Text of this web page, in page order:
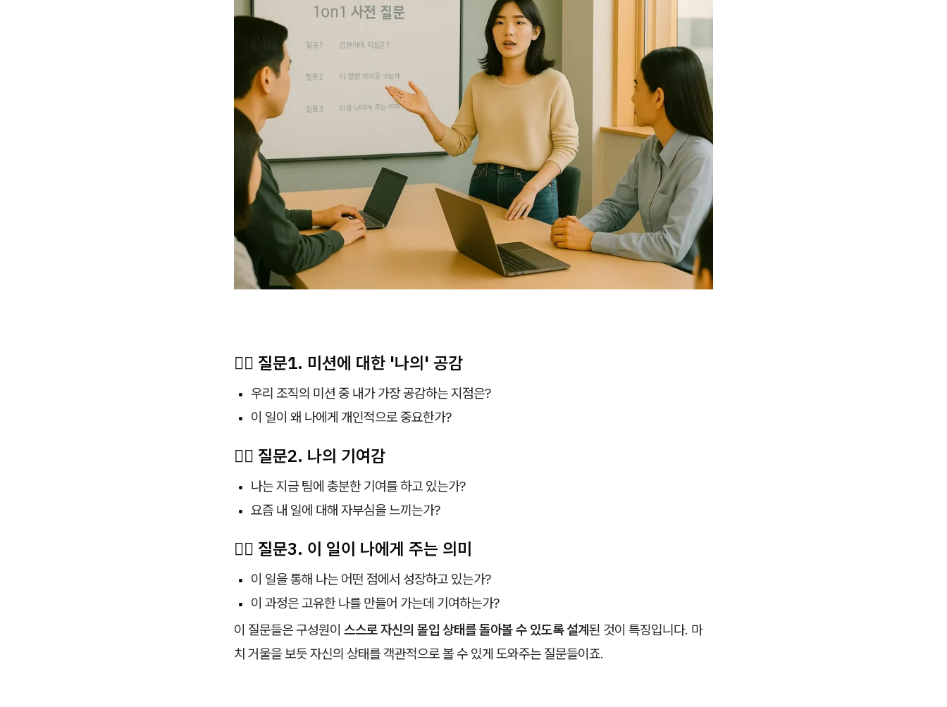
🙋‍♀️ 질문1. 미션에 대한 '나의' 공감
우리 조직의 미션 중 내가 가장 공감하는 지점은?
이 일이 왜 나에게 개인적으로 중요한가?
🙋‍♀️ 질문2. 나의 기여감
나는 지금 팀에 충분한 기여를 하고 있는가?
요즘 내 일에 대해 자부심을 느끼는가?
🙋‍♀️ 질문3. 이 일이 나에게 주는 의미
이 일을 통해 나는 어떤 점에서 성장하고 있는가?
이 과정은 고유한 나를 만들어 가는데 기여하는가?
이 질문들은 구성원이 스스로 자신의 몰입 상태를 돌아볼 수 있도록 설계된 것이 특징입니다. 마
치 거울을 보듯 자신의 상태를 객관적으로 볼 수 있게 도와주는 질문들이죠.